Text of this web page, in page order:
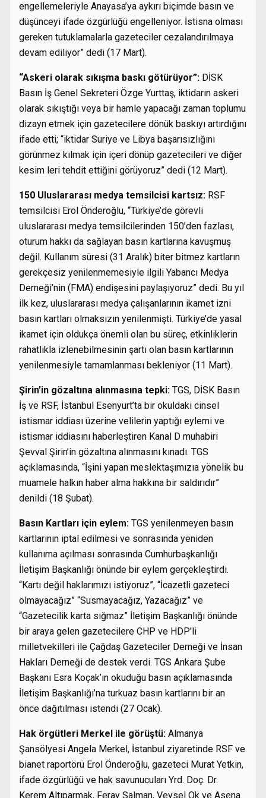
engellemeleriyle Anayasa’ya aykırı biçimde basın ve
düşünceyi ifade özgürlüğü engelleniyor. İstisna olması
gereken tutuklamalarla gazeteciler cezalandırılmaya
devam ediliyor” dedi (17 Mart).
“Askeri olarak sıkışma baskı götürüyor”: DİSK
Basın İş Genel Sekreteri Özge Yurttaş, iktidarın askeri
olarak sıkıştığı veya bir hamle yapacağı zaman toplumu
dizayn etmek için gazetecilere dönük baskıyı artırdığını
ifade etti; “iktidar Suriye ve Libya başarısızlığını
görünmez kılmak için içeri dönüp gazetecileri ve diğer
kesim leri tehdit ettiğini görüyoruz” dedi (12 Mart).
150 Uluslararası medya temsilcisi kartsız: RSF
temsilcisi Erol Önderoğlu, “Türkiye’de görevli
uluslararası medya temsilcilerinden 150’den fazlası,
oturum hakkı da sağlayan basın kartlarına kavuşmuş
değil. Kullanım süresi (31 Aralık) biter bitmez kartların
gerekçesiz yenilenmemesiyle ilgili Yabancı Medya
Derneği’nin (FMA) endişesini paylaşıyoruz” dedi. Bu yıl
ilk kez, uluslararası medya çalışanlarının ikamet izni
basın kartları olmaksızın yenilenmişti. Türkiye’de yasal
ikamet için oldukça önemli olan bu süreç, etkinliklerin
rahatlıkla izlenebilmesinin şartı olan basın kartlarının
yenilenmesiyle tamamlanması bekleniyor (11 Mart).
Şirin’in gözaltına alınmasına tepki: TGS, DİSK Basın
İş ve RSF, İstanbul Esenyurt’ta bir okuldaki cinsel
istismar iddiası üzerine velilerin yaptığı eylemi ve
istismar iddiasını haberleştiren Kanal D muhabiri
Şevval Şirin’in gözaltına alınmasını kınadı. TGS
açıklamasında, “İşini yapan meslektaşımızıa yönelik bu
muamele halkın haber alma hakkına bir saldırıdır”
denildi (18 Şubat).
Basın Kartları için eylem: TGS yenilenmeyen basın
kartlarının iptal edilmesi ve sonrasında yeniden
kullanıma açılması sonrasında Cumhurbaşkanlığı
İletişim Başkanlığı önünde bir eylem gerçekleştirdi.
“Kartı değil haklarımızı istiyoruz”, “İcazetli gazeteci
olmayacağız” “Susmayacağız, Yazacağız” ve
“Gazetecilik karta sığmaz” İletişim Başkanlığı önünde
bir araya gelen gazetecilere CHP ve HDP’li
milletvekilleri ile Çağdaş Gazeteciler Derneği ve İnsan
Hakları Derneği de destek verdi. TGS Ankara Şube
Başkanı Esra Koçak’ın okuduğu basın açıklamasında
İletişim Başkanlığı’na turkuaz basın kartlarını bir an
önce dağıtılması istendi (27 Ocak).
Hak örgütleri Merkel ile görüştü: Almanya
Şansölyesi Angela Merkel, İstanbul ziyaretinde RSF ve
bianet raportörü Erol Önderoğlu, gazeteci Murat Yetkin,
ifade özgürlüğü ve hak savunucuları Yrd. Doç. Dr.
Kerem Altıparmak, Feray Salman, Veysel Ok ve Asena